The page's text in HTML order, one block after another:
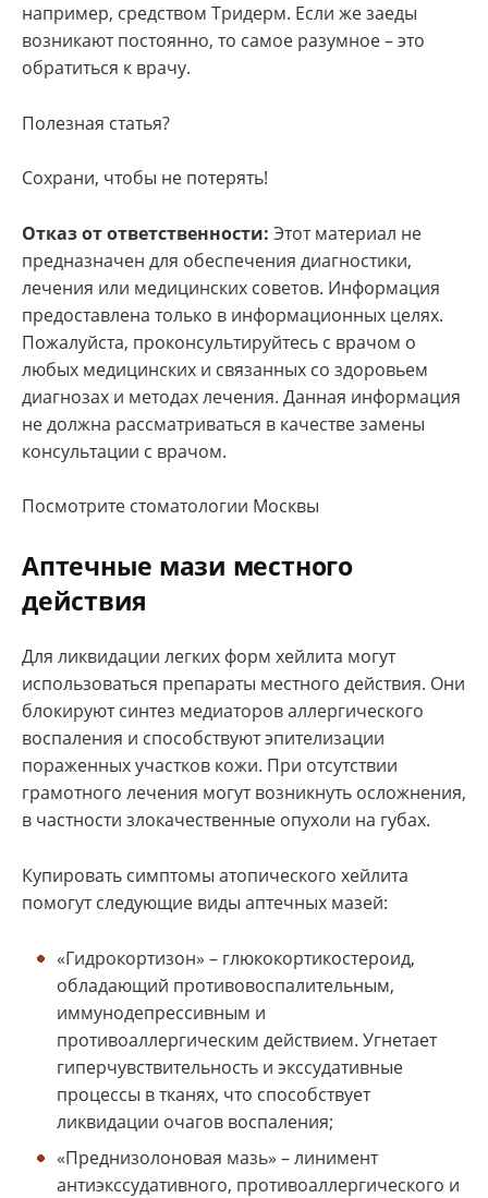
например, средством Тридерм. Если же заеды
возникают постоянно, то самое разумное – это
обратиться к врачу.
Полезная статья?
Сохрани, чтобы не потерять!
Отказ от ответственности: Этот материал не
предназначен для обеспечения диагностики,
лечения или медицинских советов. Информация
предоставлена только в информационных целях.
Пожалуйста, проконсультируйтесь с врачом о
любых медицинских и связанных со здоровьем
диагнозах и методах лечения. Данная информация
не должна рассматриваться в качестве замены
консультации с врачом.
Посмотрите стоматологии Москвы
Аптечные мази местного
действия
Для ликвидации легких форм хейлита могут
использоваться препараты местного действия. Они
блокируют синтез медиаторов аллергического
воспаления и способствуют эпителизации
пораженных участков кожи. При отсутствии
грамотного лечения могут возникнуть осложнения,
в частности злокачественные опухоли на губах.
Купировать симптомы атопического хейлита
помогут следующие виды аптечных мазей:
«Гидрокортизон» – глюкокортикостероид,
обладающий противовоспалительным,
иммунодепрессивным и
противоаллергическим действием. Угнетает
гиперчувствительность и экссудативные
процессы в тканях, что способствует
ликвидации очагов воспаления;
«Преднизолоновая мазь» – линимент
антиэкссудативного, противоаллергического и